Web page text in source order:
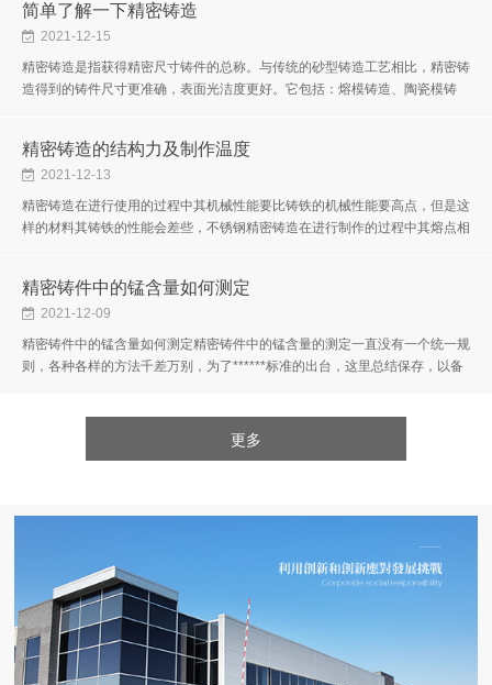
简单了解一下精密铸造
2021-12-15
精密铸造是指获得精密尺寸铸件的总称。与传统的砂型铸造工艺相比，精密铸
造得到的铸件尺寸更准确，表面光洁度更好。它包括：熔模铸造、陶瓷模铸
精密铸造的结构力及制作温度
2021-12-13
精密铸造在进行使用的过程中其机械性能要比铸铁的机械性能要高点，但是这
样的材料其铸铁的性能会差些，不锈钢精密铸造在进行制作的过程中其熔点相
精密铸件中的锰含量如何测定
2021-12-09
精密铸件中的锰含量如何测定精密铸件中的锰含量的测定一直没有一个统一规
则，各种各样的方法千差万别，为了******标准的出台，这里总结保存，以备
更多